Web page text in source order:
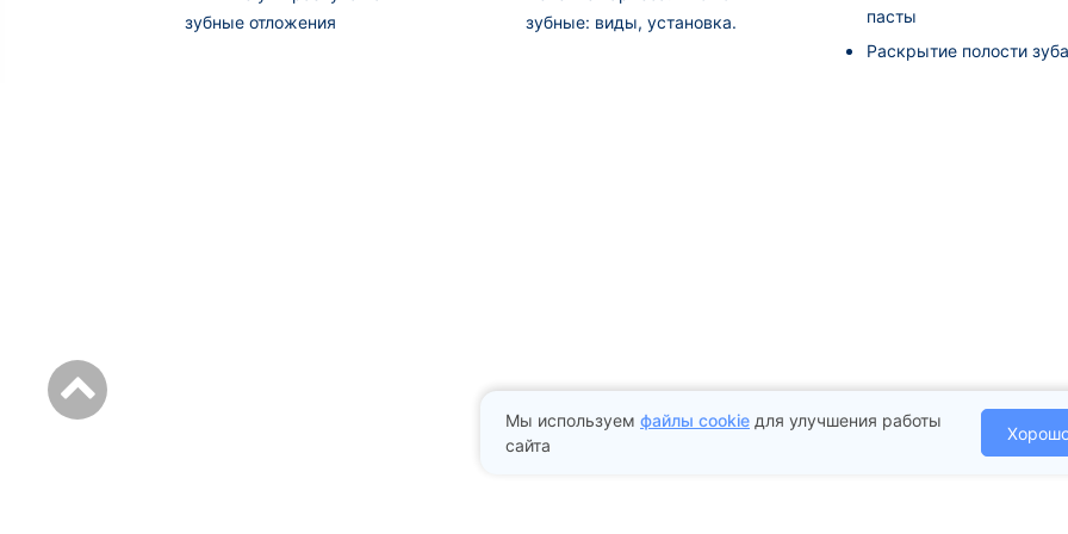
зубные отложения
зубные: виды, установка.
пасты
Раскрытие полости зуба
Мы используемфайлы cookie для улучшения работы
сайта